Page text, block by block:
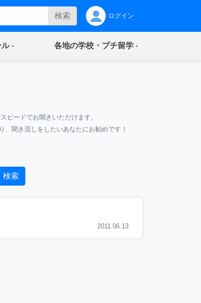
検索 ログイン
ル(current) 各地の学校・プチ留学(current)
ピードでお聞きいただけます。
聞き流しをしたいあなたにお勧めです！
検索
2011.06.13